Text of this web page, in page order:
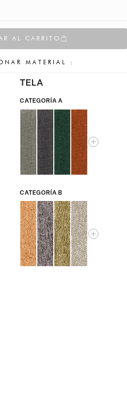
AL CARRITO
MATERIAL :
TELA
CATEGORÍA A
CATEGORÍA B